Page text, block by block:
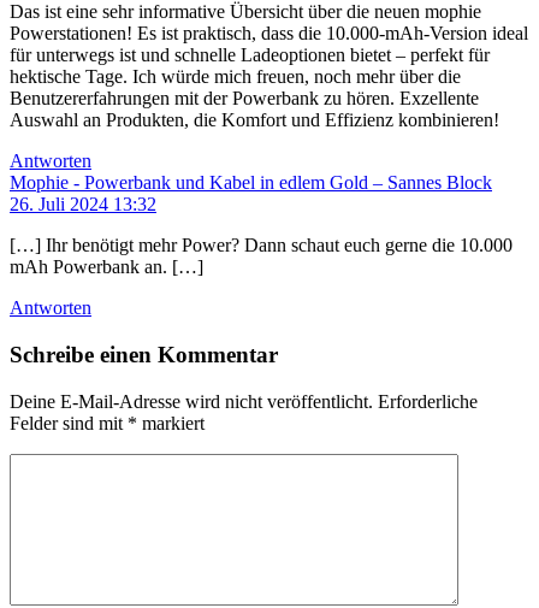
Das ist eine sehr informative Übersicht über die neuen mophie
Powerstationen! Es ist praktisch, dass die 10.000-mAh-Version ideal
für unterwegs ist und schnelle Ladeoptionen bietet – perfekt für
hektische Tage. Ich würde mich freuen, noch mehr über die
Benutzererfahrungen mit der Powerbank zu hören. Exzellente
Auswahl an Produkten, die Komfort und Effizienz kombinieren!
Antworten
Mophie - Powerbank und Kabel in edlem Gold – Sannes Block
26. Juli 2024 13:32
[…] Ihr benötigt mehr Power? Dann schaut euch gerne die 10.000
mAh Powerbank an. […]
Antworten
Schreibe einen Kommentar
Deine E-Mail-Adresse wird nicht veröffentlicht. Erforderliche
Felder sind mit * markiert